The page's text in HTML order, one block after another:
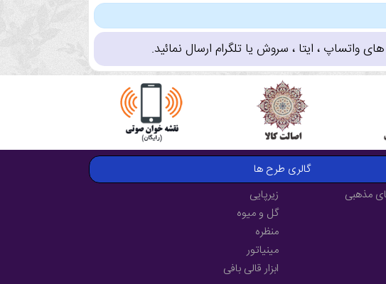
واتساپ ، ایتا ، سروش یا تلگرام ارسال نمائید.
گالری طرح ها
مذهبی
زیرپایی
گل و میوه
منظره
مینیاتور
ابزار قالی بافی